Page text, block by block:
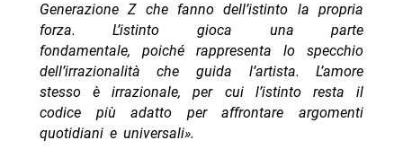
Generazione Z che fanno dell’istinto la propria
forza. L’istinto gioca una parte
fondamentale, poiché rappresenta lo specchio
dell’irrazionalità che guida l’artista. L’amore
stesso è irrazionale, per cui l’istinto resta il
codice più adatto per affrontare argomenti
quotidiani e universali».